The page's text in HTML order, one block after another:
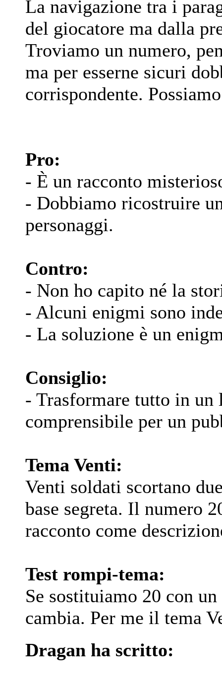
La navigazione tra i
del giocatore ma dalla
Troviamo un numero,
ma per esserne sicuri
corrispondente.
Pro:
- È un racconto
- Dobbiamo ricostruire
personaggi.
Contro:
- Non ho capito né la
- Alcuni enigmi sono
- La soluzione è un
Consiglio:
- Trasformare tutto in un
comprensibile per un
Tema Venti:
Venti soldati scortano
base segreta. Il numero
racconto come
Test rompi-tema:
Se sostituiamo 20 con
cambia. Per me il tema
Dragan ha scritto: